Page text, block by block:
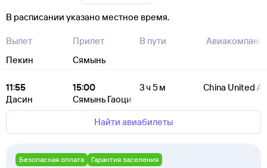
В расписании указано местное время.
Вылет
Пекин
Прилет
Сямынь
В пути
11:55
Дасин
15:00
Сямынь Гаоци
3 ч 5 м China United
Найти авиабилеты
Безопасная оплата Гарантия заселения